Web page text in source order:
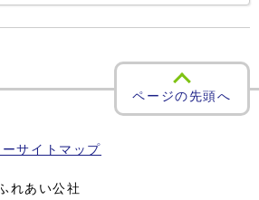
ページの先頭へ
サイトマップ
れあい公社